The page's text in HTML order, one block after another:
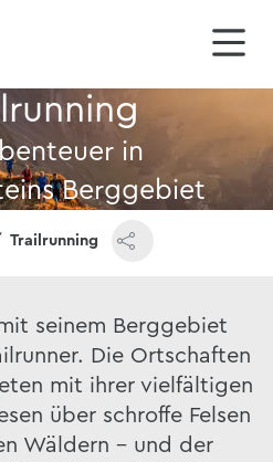
in
Berggebiet
Trailrunning
seinem Berggebiet
Die Ortschaften
mit ihrer vielfältigen
über schroffe Felsen
Wäldern – und der